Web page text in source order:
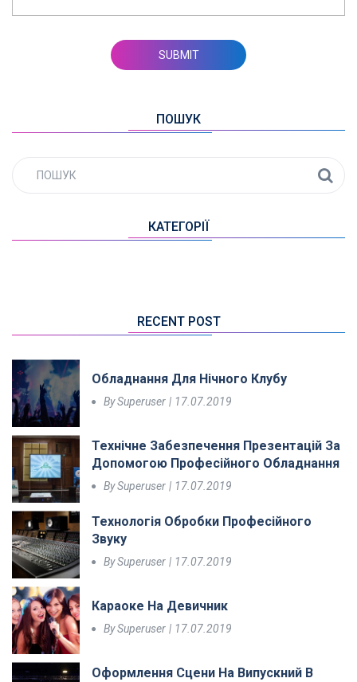
ПОШУК
КАТЕГОРІЇ
RECENT POST
Обладнання Для Нічного Клубу
BySuperuser 17.07.2019
Технічне Забезпечення Презентацій За
Допомогою Професійного Обладнання
BySuperuser 17.07.2019
Технологія Обробки Професійного
Звуку
BySuperuser 17.07.2019
Караоке На Девичник
BySuperuser 17.07.2019
Оформлення Сцени На Випускний В